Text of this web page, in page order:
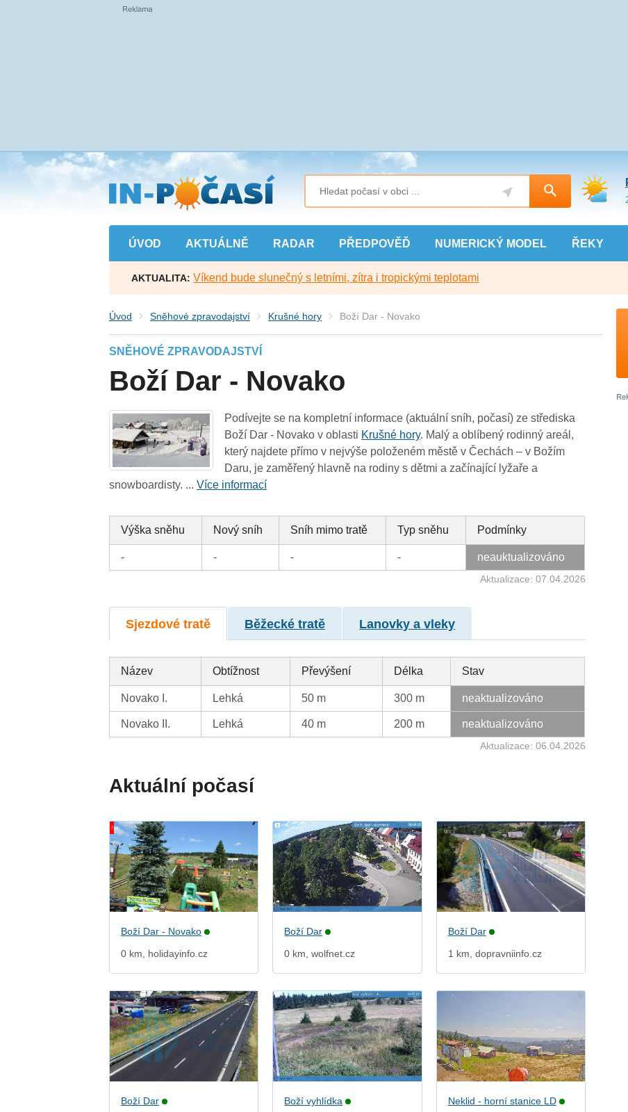
Přejít
na
hlavní
obsah
ÚVOD AKTUÁLNĚ RADAR PŘEDPOVĚĎ NUMERICKÝ MODEL ŘEKY
AKTUALITA: Víkend bude slunečný s letními, zítra i tropickými teplotami
Úvod Sněhové zpravodajství Krušné hory Boží Dar - Novako
SNĚHOVÉ ZPRAVODAJSTVÍ
Boží Dar - Novako
Podívejte se na kompletní informace (aktuální sníh, počasí) ze střediska
Boží Dar - Novako v oblasti Krušné hory. Malý a oblíbený rodinný areál,
který najdete přímo v nejvýše položeném městě v Čechách – v Božím
Daru, je zaměřený hlavně na rodiny s dětmi a začínající lyžaře a
snowboardisty. ...Více informací
Výška sněhu Nový sníh Sníh mimo tratě Typ sněhu Podmínky
- - - - neauktualizováno
Aktualizace: 07.04.2026
Sjezdové tratě Běžecké tratě Lanovky a vleky
Název Obtížnost Převýšení Délka Stav
Novako I. Lehká 50 m 300 m neaktualizováno
Novako II. Lehká 40 m 200 m neaktualizováno
Aktualizace: 06.04.2026
Aktuální počasí
Boží Dar - Novako
0 km, holidayinfo.cz
Boží Dar
0 km, wolfnet.cz
Boží Dar
1 km, dopravniinfo.cz
Boží Dar
Boží vyhlídka
Neklid - horní stanice LD